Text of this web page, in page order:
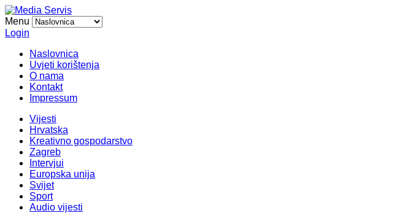
Menu
Login
Naslovnica
Uvjeti korištenja
O nama
Kontakt
Impressum
Vijesti
Hrvatska
Kreativno gospodarstvo
Zagreb
Intervjui
Europska unija
Svijet
Sport
Audio vijesti